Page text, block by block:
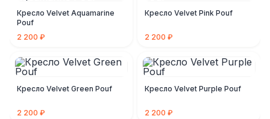
Кресло Velvet Aquamarine
Pouf
2 200 ₽
Кресло Velvet Pink Pouf
2 200 ₽
Кресло Velvet Green Pouf
2 200 ₽
Кресло Velvet Purple Pouf
2 200 ₽